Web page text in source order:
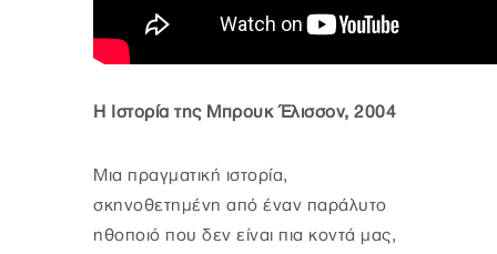
Η Ιστορία της Μπρουκ Έλισσον, 2004
Μια πραγματική ιστορία,
σκηνοθετημένη από έναν παράλυτο
ηθοποιό που δεν είναι πια κοντά μας,